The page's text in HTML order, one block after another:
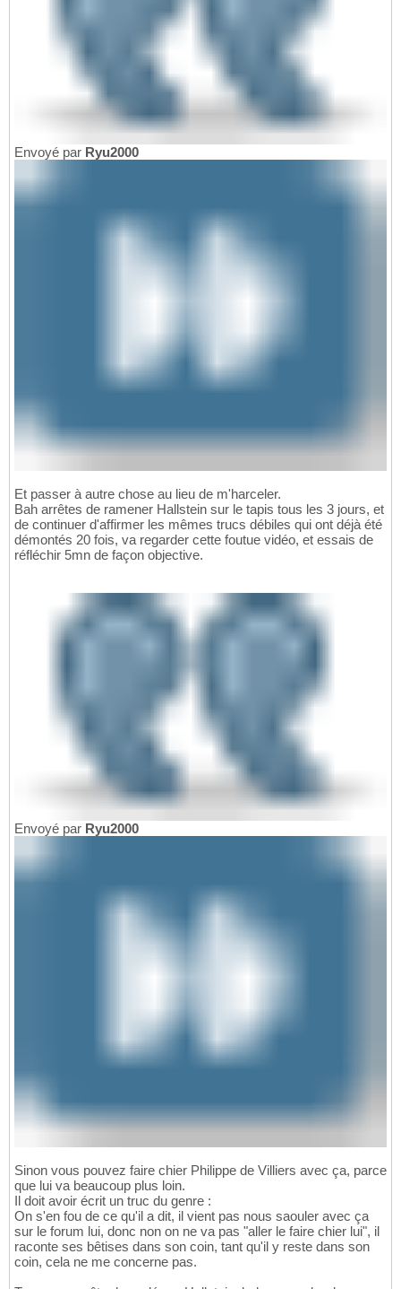
Envoyé par Ryu2000
Et passer à autre chose au lieu de m'harceler.
Bah arrêtes de ramener Hallstein sur le tapis tous les 3 jours, et
de continuer d'affirmer les mêmes trucs débiles qui ont déjà été
démontés 20 fois, va regarder cette foutue vidéo, et essais de
réfléchir 5mn de façon objective.
Envoyé par Ryu2000
Sinon vous pouvez faire chier Philippe de Villiers avec ça, parce
que lui va beaucoup plus loin.
Il doit avoir écrit un truc du genre :
On s'en fou de ce qu'il a dit, il vient pas nous saouler avec ça
sur le forum lui, donc non on ne va pas "aller le faire chier lui", il
raconte ses bêtises dans son coin, tant qu'il y reste dans son
coin, cela ne me concerne pas.